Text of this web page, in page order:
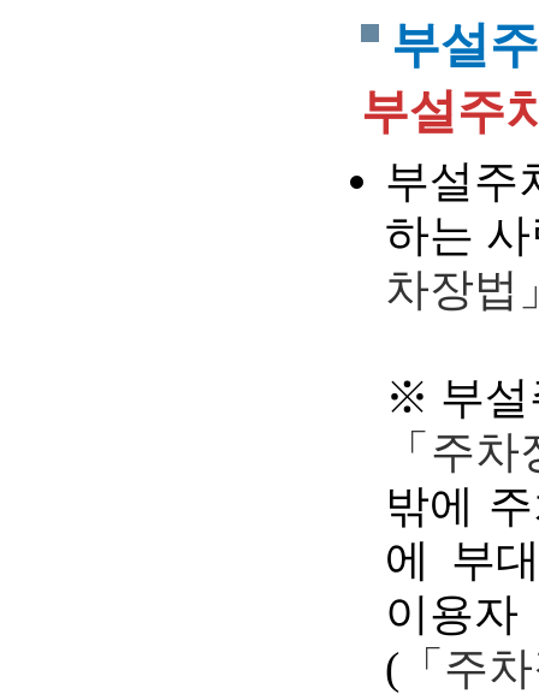
부설
부설주
부설주
하는
차장법
※ 부설
「주
밖에
에 부
이용
( 「주